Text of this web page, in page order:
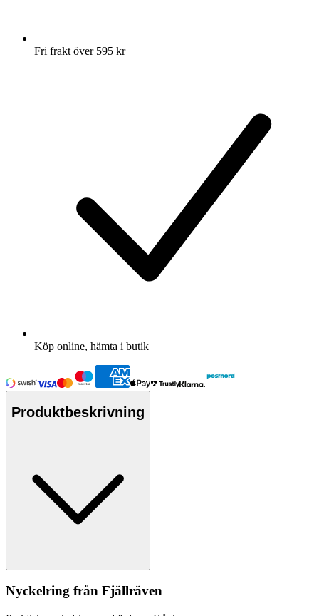
Fri frakt över 595 kr
Köp online, hämta i butik
Produktbeskrivning
Nyckelring från Fjällräven